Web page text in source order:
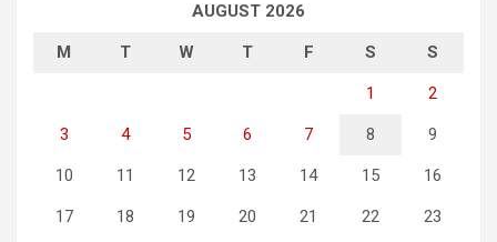
AUGUST 2026
M T W T F S S
1 2
3 4 5 6 7 8 9
10 11 12 13 14 15 16
17 18 19 20 21 22 23